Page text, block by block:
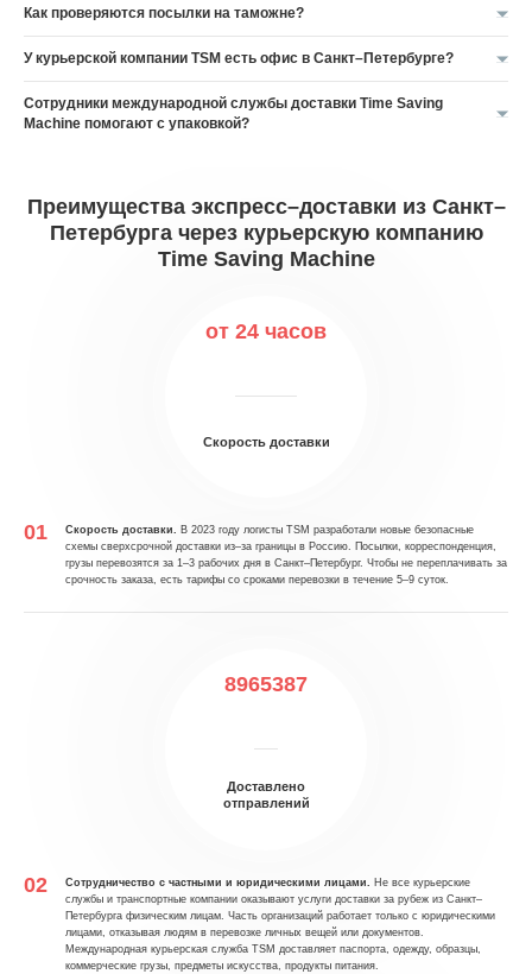
Как проверяются посылки на таможне?
У курьерской компании TSM есть офис в Санкт–Петербурге?
Сотрудники международной службы доставки Time Saving
Machine помогают с упаковкой?
Преимущества экспресс–доставки из Санкт–
Петербурга через курьерскую компанию
Time Saving Machine
от 24 часов
Скорость доставки
Скорость доставки. В 2023 году логисты TSM разработали новые безопасные
схемы сверхсрочной доставки из–за границы в Россию. Посылки, корреспонденция,
грузы перевозятся за 1–3 рабочих дня в Санкт–Петербург. Чтобы не переплачивать за
срочность заказа, есть тарифы со сроками перевозки в течение 5–9 суток.
8965387
Доставлено
отправлений
Сотрудничество с частными и юридическими лицами. Не все курьерские
службы и транспортные компании оказывают услуги доставки за рубеж из Санкт–
Петербурга физическим лицам. Часть организаций работает только с юридическими
лицами, отказывая людям в перевозке личных вещей или документов.
Международная курьерская служба TSM доставляет паспорта, одежду, образцы,
коммерческие грузы, предметы искусства, продукты питания.